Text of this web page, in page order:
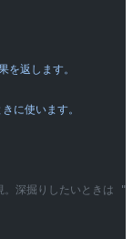
返します。
に使います。
。深掘りしたいときは